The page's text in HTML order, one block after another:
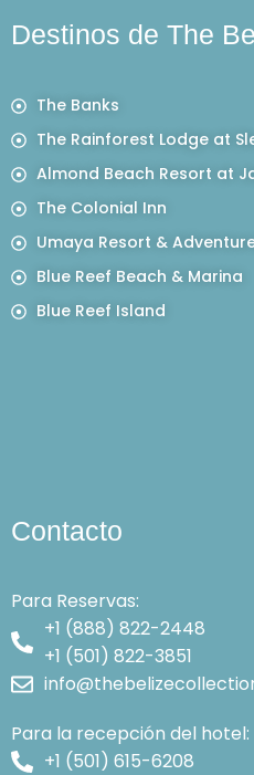
Destinos de The
The Banks
The Rainforest Lodge at
Almond Beach Resort at
The Colonial Inn
Umaya Resort &
Blue Reef Beach & Marina
Blue Reef Island
Contacto
Para Reservas:
+1 (888) 822-2448
+1 (501) 822-3851
Para la recepción del hotel:
+1 (501) 615-6208